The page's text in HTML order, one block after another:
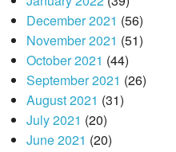
December 2021 (56)
November 2021 (51)
October 2021 (44)
September 2021 (26)
August 2021 (31)
July 2021 (20)
June 2021 (20)